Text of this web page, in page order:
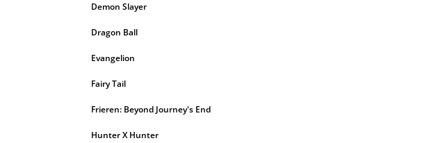
Demon Slayer
Dragon Ball
Evangelion
Fairy Tail
Frieren: Beyond Journey's End
Hunter X Hunter